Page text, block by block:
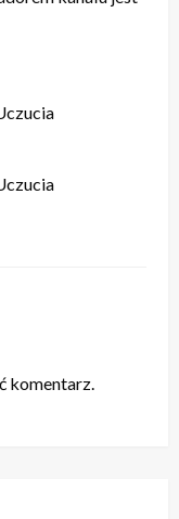
komentarz.